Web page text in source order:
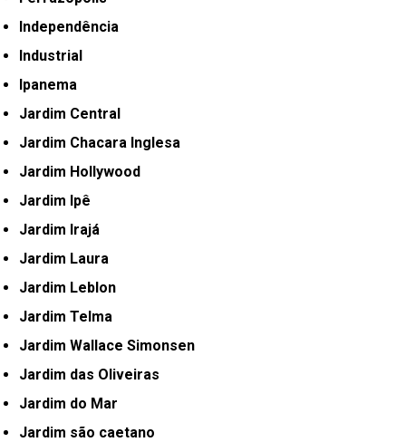
Independência
Industrial
Ipanema
Jardim Central
Jardim Chacara Inglesa
Jardim Hollywood
Jardim Ipê
Jardim Irajá
Jardim Laura
Jardim Leblon
Jardim Telma
Jardim Wallace Simonsen
Jardim das Oliveiras
Jardim do Mar
Jardim são caetano